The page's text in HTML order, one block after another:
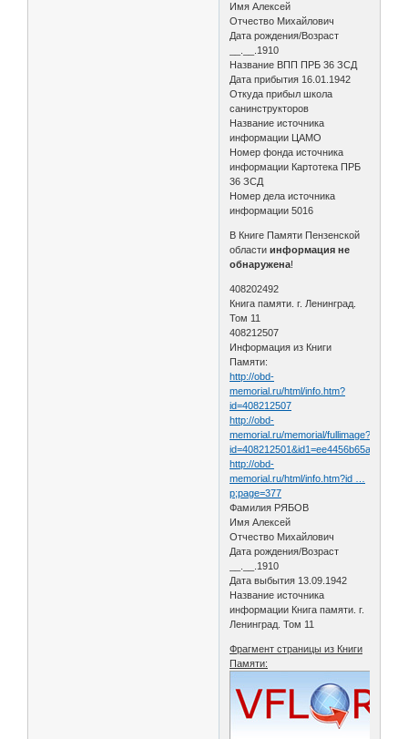
Имя Алексей
Отчество Михайлович
Дата рождения/Возраст
__.__.1910
Название ВПП ПРБ 36 ЗСД
Дата прибытия 16.01.1942
Откуда прибыл школа
санинструкторов
Название источника
информации ЦАМО
Номер фонда источника
информации Картотека ПРБ
36 ЗСД
Номер дела источника
информации 5016
В Книге Памяти Пензенской
областиинформация не
обнаружена!
408202492
Книга памяти. г. Ленинград.
Том 11
408212507
Информация из Книги
Памяти:
http://obd-
memorial.ru/html/info.htm?
id=408212507
http://obd-
memorial.ru/memorial/fullimage?
http://obd-
memorial.ru/html/info.htm?id …
p;page=377
Фамилия РЯБОВ
Имя Алексей
Отчество Михайлович
Дата рождения/Возраст
__.__.1910
Дата выбытия 13.09.1942
Название источника
информации Книга памяти. г.
Ленинград. Том 11
Фрагмент страницы из Книги
Памяти: